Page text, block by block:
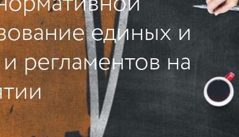
единых и
регламентов на